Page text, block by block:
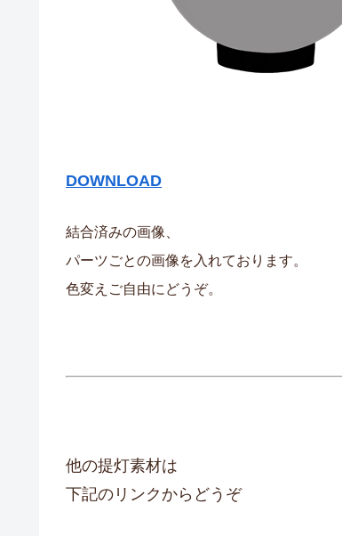
DOWNLOAD
結合済みの画像、
パーツごとの画像を入れております。
色変えご自由にどうぞ。
他の提灯素材は
下記のリンクからどうぞ